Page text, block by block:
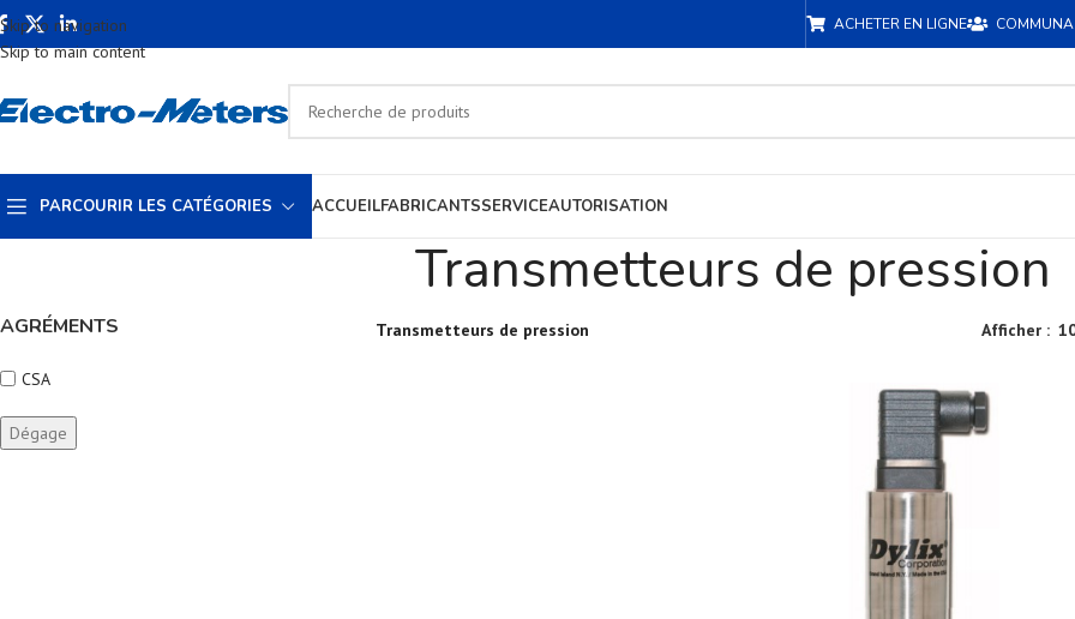
Skip to navigation
Skip to main content
ACHETER EN LIGNE
PARCOURIR LES CATÉGORIES ACCUEILFABRICANTSSERVICEAUTORISATION
Transmetteurs de pression
AGRÉMENTS
CSA
Dégage
Transmetteurs de pression Afficher